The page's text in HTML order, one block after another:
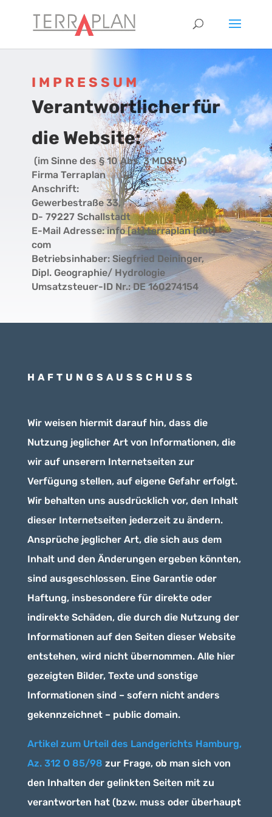
IMPRESSUM
Verantwortlicher für
die Website:
(im Sinne des § 10 Abs. 3 MDStV)
Firma Terraplan
Anschrift:
Gewerbestraße 33,
D- 79227 Schallstadt
E-Mail Adresse: info [at] terraplan [dot]
com
Betriebsinhaber: Siegfried Deininger,
Dipl. Geographie/ Hydrologie
Umsatzsteuer-ID Nr.: DE 160274154
HAFTUNGSAUSSCHUSS
Wir weisen hiermit darauf hin, dass die
Nutzung jeglicher Art von Informationen, die
wir auf unserern Internetseiten zur
Verfügung stellen, auf eigene Gefahr erfolgt.
Wir behalten uns ausdrücklich vor, den Inhalt
dieser Internetseiten jederzeit zu ändern.
Ansprüche jeglicher Art, die sich aus dem
Inhalt und den Änderungen ergeben könnten,
sind ausgeschlossen. Eine Garantie oder
Haftung, insbesondere für direkte oder
indirekte Schäden, die durch die Nutzung der
Informationen auf den Seiten dieser Website
entstehen, wird nicht übernommen. Alle hier
gezeigten Bilder, Texte und sonstige
Informationen sind – sofern nicht anders
gekennzeichnet – public domain.
Artikel zum Urteil des Landgerichts Hamburg,
Az. 312 O 85/98 zur Frage, ob man sich von
den Inhalten der gelinkten Seiten mit zu
verantworten hat (bzw. muss oder überhaupt